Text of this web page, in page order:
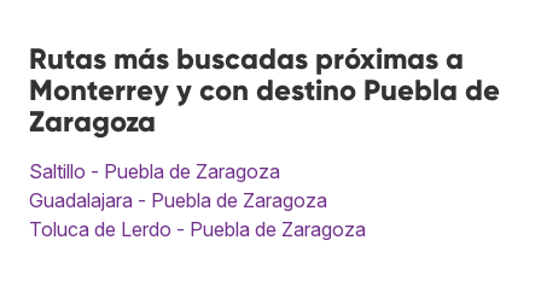
Rutas más buscadas próximas a
Monterrey y con destino Puebla de
Zaragoza
Saltillo - Puebla de Zaragoza
Guadalajara - Puebla de Zaragoza
Toluca de Lerdo - Puebla de Zaragoza